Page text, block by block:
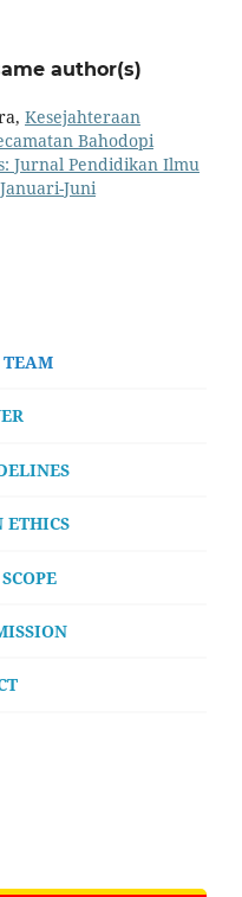
author(s)
Kesejahteraan
Bahodopi
Jurnal Pendidikan Ilmu
Juni
ETHICS